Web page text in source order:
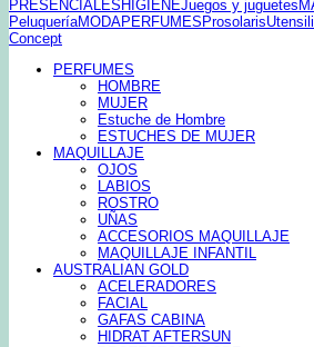
PRESENCIALES HIGIENEJuegos y juguetes
PeluqueríaMODAPERFUMES Prosolaris
Concept
PERFUMES
HOMBRE
MUJER
Estuche de Hombre
ESTUCHES DE MUJER
MAQUILLAJE
OJOS
LABIOS
ROSTRO
UÑAS
ACCESORIOS MAQUILLAJE
MAQUILLAJE INFANTIL
AUSTRALIAN GOLD
ACELERADORES
FACIAL
GAFAS CABINA
HIDRAT AFTERSUN